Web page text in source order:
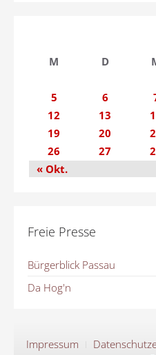
M D
5
6
12
13
19
20
26
27
« Okt.
Freie Presse
Bürgerblick Passau
Da Hog'n
Impressum